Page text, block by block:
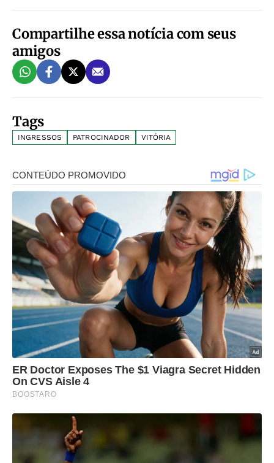
Compartilhe essa notícia com seus
amigos
Tags
INGRESSOS PATROCINADOR VITÓRIA